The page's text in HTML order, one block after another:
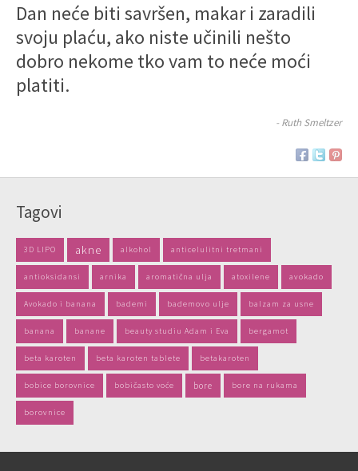
Dan neće biti savršen, makar i zaradili
svoju plaću, ako niste učinili nešto
dobro nekome tko vam to neće moći
platiti.
- Ruth Smeltzer
Tagovi
3D LIPO akne alkohol anticelulitni tretmani
antioksidansi arnika aromatična ulja atoxilene avokado
Avokado i banana bademi bademovo ulje balzam za usne
banana banane beauty studiu Adam i Eva bergamot
beta karoten beta karoten tablete betakaroten
bobice borovnice bobičasto voće bore bore na rukama
borovnice